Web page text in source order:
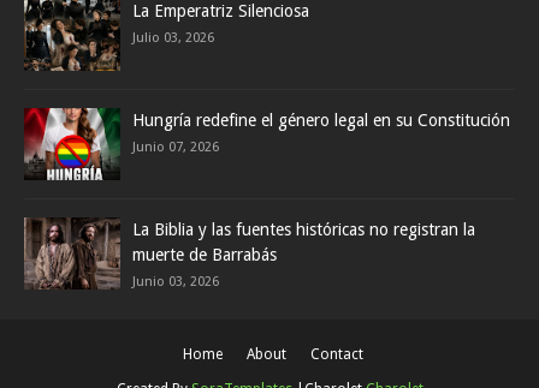
La Emperatriz Silenciosa
Julio 03, 2026
Hungría redefine el género legal en su Constitución
Junio 07, 2026
La Biblia y las fuentes históricas no registran la
muerte de Barrabás
Junio 03, 2026
Home About Contact